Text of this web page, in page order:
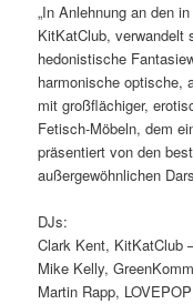
„In Anlehnung an den
KitKatClub, verwandelt
hedonistische
harmonische optische,
mit großflächiger,
Fetisch-Möbeln, dem
präsentiert von den
außergewöhnlichen
DJs:
Clark Kent, KitKatClub
Mike Kelly,
Martin Rapp,